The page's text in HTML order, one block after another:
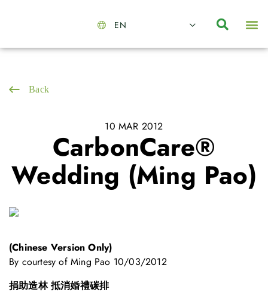
EN
Back
10 MAR 2012
CarbonCare®
Wedding (Ming Pao)
(Chinese Version Only)
By courtesy of Ming Pao 10/03/2012
捐助造林 抵消婚禮碳排